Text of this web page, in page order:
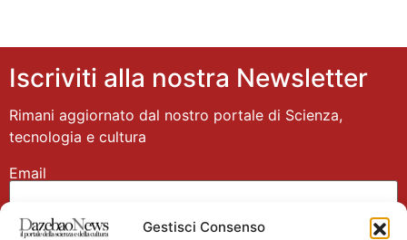
Gestisci Consenso
Iscriviti alla nostra Newsletter
Rimani aggiornato dal nostro portale di Scienza,
tecnologia e cultura
Email